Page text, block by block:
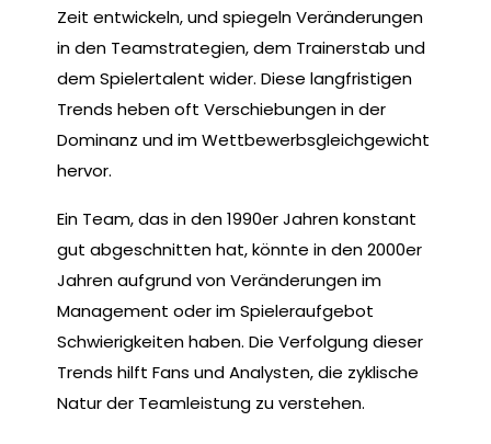
Zeit entwickeln, und spiegeln Veränderungen
in den Teamstrategien, dem Trainerstab und
dem Spielertalent wider. Diese langfristigen
Trends heben oft Verschiebungen in der
Dominanz und im Wettbewerbsgleichgewicht
hervor.
Ein Team, das in den 1990er Jahren konstant
gut abgeschnitten hat, könnte in den 2000er
Jahren aufgrund von Veränderungen im
Management oder im Spieleraufgebot
Schwierigkeiten haben. Die Verfolgung dieser
Trends hilft Fans und Analysten, die zyklische
Natur der Teamleistung zu verstehen.